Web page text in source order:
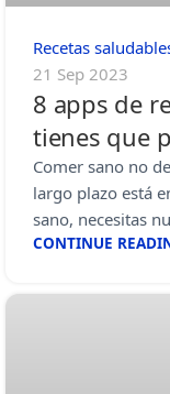
Recetas
21 Sep 2023
8 apps de
tienes que
Comer sano no
largo plazo está
sano, necesitas
CONTINUE